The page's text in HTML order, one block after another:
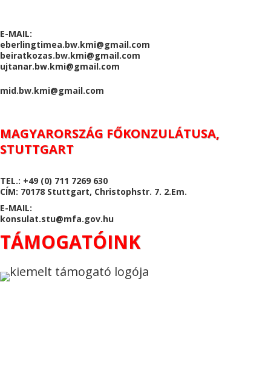
E-MAIL:
eberlingtimea.bw.kmi@gmail.com
beiratkozas.bw.kmi@gmail.com
ujtanar.bw.kmi@gmail.com
mid.bw.kmi@gmail.com
MAGYARORSZÁG FŐKONZULÁTUSA,
STUTTGART
TEL.: +49 (0) 711 7269 630
CÍM: 70178 Stuttgart, Christophstr. 7. 2.Em.
E-MAIL:
konsulat.stu@mfa.gov.hu
TÁMOGATÓINK